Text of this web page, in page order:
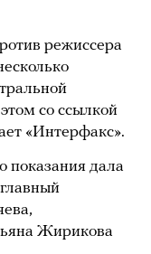
режиссера
со ссылкой
«Интерфакс».
показания дала
Жирикова